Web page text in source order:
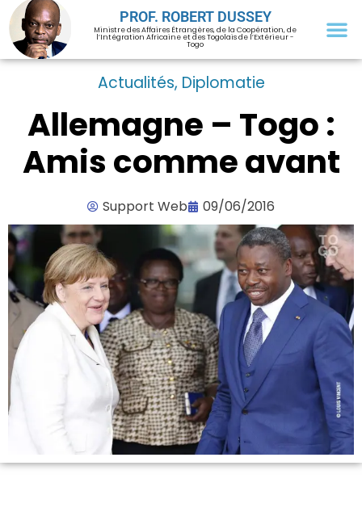
PROF. ROBERT DUSSEY
Ministre des Affaires Étrangères, de la Coopération, de
l’Intégration Africaine et des Togolais de l’Extérieur -
Togo
Actualités, Diplomatie
Allemagne – Togo :
Amis comme avant
Support Web 09/06/2016